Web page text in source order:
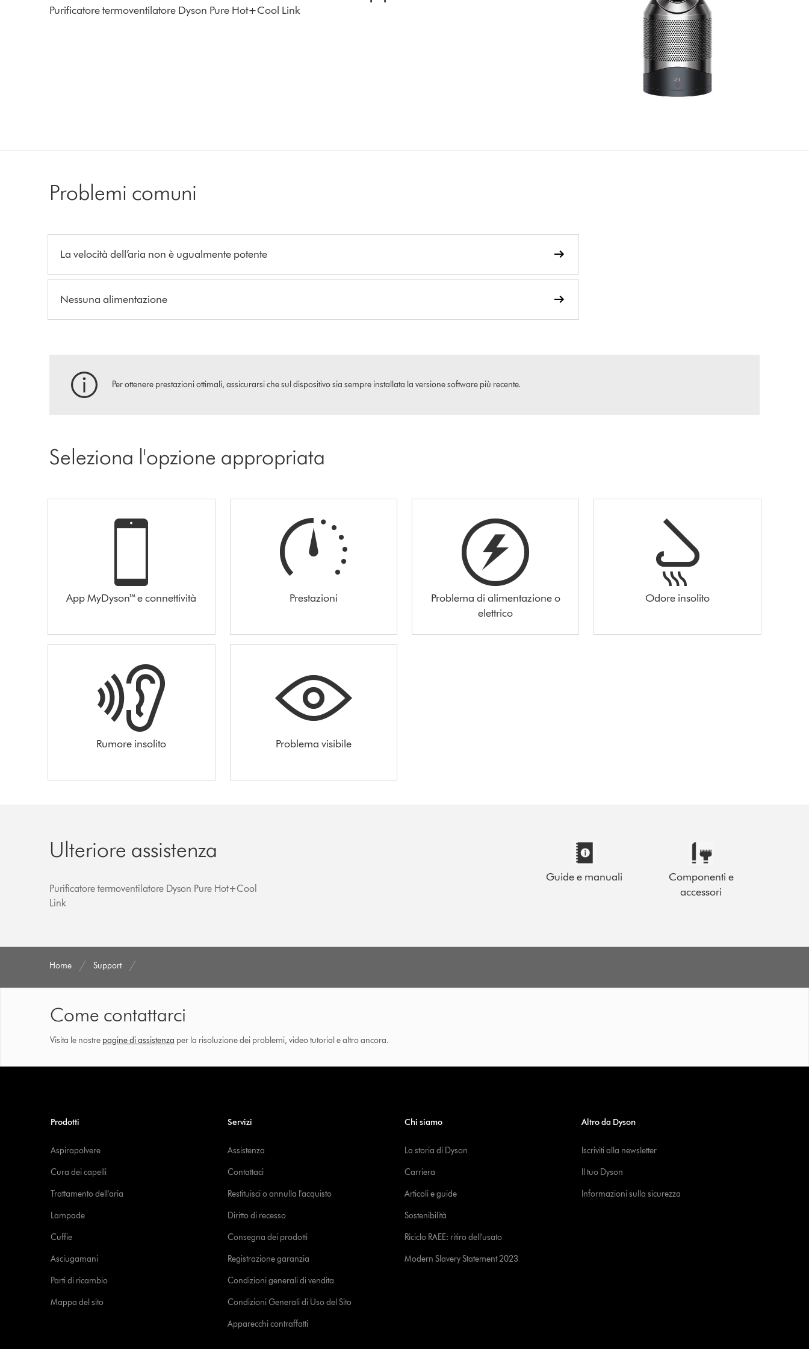
Purificatore termoventilatore Dyson Pure Hot+Cool Link
Problemi comuni
La velocità dell’aria non è ugualmente potente
Nessuna alimentazione
Per ottenere prestazioni ottimali, assicurarsi che sul dispositivo sia sempre installata la versione software più recente.
Seleziona l'opzione appropriata
App MyDyson™ e connettività Prestazioni
Problema di alimentazione o
elettrico
Odore insolito
Rumore insolito Problema visibile
Ulteriore assistenza
Purificatore termoventilatore Dyson Pure Hot+Cool
Link
Guide e manuali
Componenti e
accessori
Home Support
Come contattarci
Visita le nostre pagine di assistenza per la risoluzione dei problemi, video tutorial e altro ancora.
Prodotti
Aspirapolvere
Cura dei capelli
Trattamento dell'aria
Lampade
Cuffie
Asciugamani
Parti di ricambio
Mappa del sito
Servizi
Assistenza
Contattaci
Restituisci o annulla l'acquisto
Diritto di recesso
Consegna dei prodotti
Registrazione garanzia
Condizioni generali di vendita
Condizioni Generali di Uso del Sito
Apparecchi contraffatti
Chi siamo
La storia di Dyson
Carriera
Articoli e guide
Sostenibilità
Riciclo RAEE: ritiro dell'usato
Modern Slavery Statement 2023
Altro da Dyson
Iscriviti alla newsletter
Il tuo Dyson
Informazioni sulla sicurezza